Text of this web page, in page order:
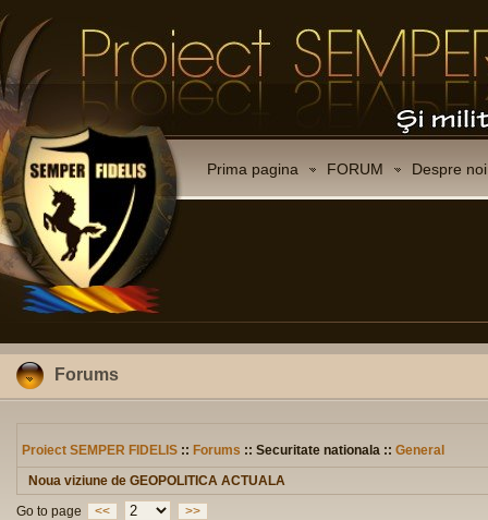
Prima pagina FORUM Despre noi
Forums
Proiect SEMPER FIDELIS :: Forums :: Securitate nationala :: General
Noua viziune de GEOPOLITICA ACTUALA
Go to page
<<
>>